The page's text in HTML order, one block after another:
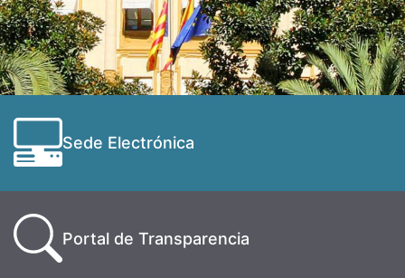
Sede Electrónica
Portal de Transparencia